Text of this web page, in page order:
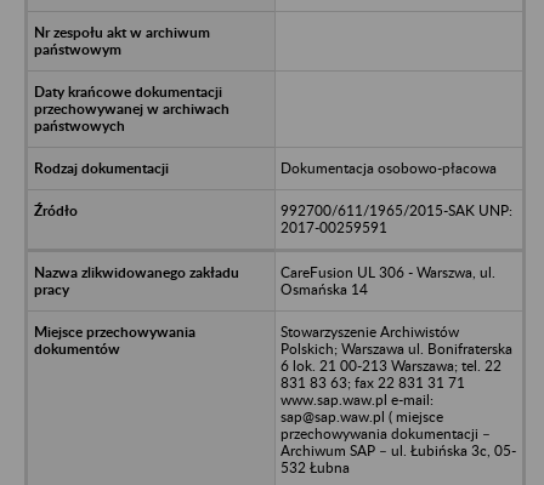
Dokumentacja osobowo-płacowa
992700/611/1965/2015-SAK UNP:
2017-00259591
CareFusion UL 306 - Warszwa, ul.
Osmańska 14
Stowarzyszenie Archiwistów
Polskich; Warszawa ul. Bonifraterska
6 lok. 21 00-213 Warszawa; tel. 22
831 83 63; fax 22 831 31 71
www.sap.waw.pl e-mail:
sap@sap.waw.pl ( miejsce
przechowywania dokumentacji –
Archiwum SAP – ul. Łubińska 3c, 05-
532 Łubna